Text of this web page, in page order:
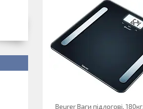
Beurer Ваги підлогові,